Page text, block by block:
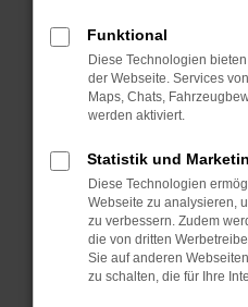
Fenster?
Starte dein Gerät
Das kann manchmal
Probleme zu beheben.
Betriebssystem auf
sind.
Veraltete Software
Sicherheitsrisiko,
führen, dass
unterstützt werden.
Funktional
Diese Technologien
der Webseite. Services
Maps, Chats,
werden aktiviert.
Statistik und
Diese Technologien
Webseite zu analysieren,
zu verbessern. Zudem
die von dritten
Sie auf anderen
zu schalten, die für Ihre